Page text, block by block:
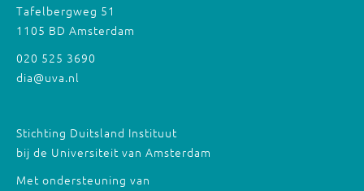
Tafelbergweg 51
1105 BD Amsterdam
020 525 3690
dia@uva.nl
Stichting Duitsland Instituut
bij de Universiteit van Amsterdam
Met ondersteuning van